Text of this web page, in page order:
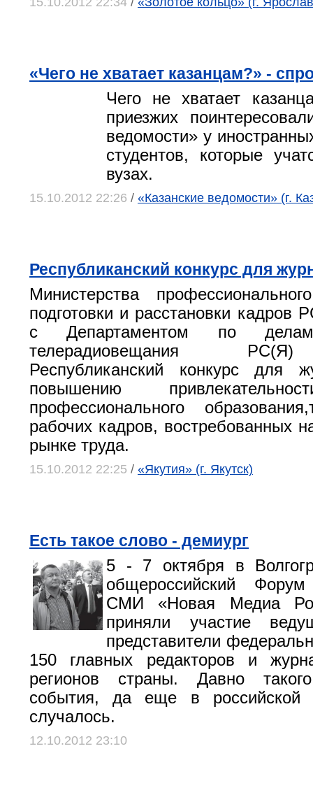
«Чего не хватает казанцам?» -
Чего не хватает
приезжих
ведомости» у
студентов, которые
вузах.
15.10.2012 22:26 / «Казанские ведомости» (г.
Республиканский конкурс для
Министерства
подготовки и расстановки кадров
с Департаментом по
телерадиовещания
Республиканский конкурс для
повышению
профессионального
рабочих кадров, востребованных
рынке труда.
15.10.2012 22:25 / «Якутия» (г. Якутск)
Есть такое слово - демиург
5 - 7 октября в
общероссийский Форум
СМИ «Новая Медиа
приняли участие
представители
150 главных редакторов и
регионов страны. Давно
события, да еще в российской
случалось.
12.10.2012 23:10